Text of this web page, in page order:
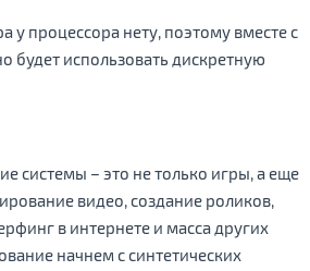
у процессора нету, поэтому вместе с
будет использовать дискретную
системы – это не только игры, а еще
видео, создание роликов,
в интернете и масса других
начнем с синтетических